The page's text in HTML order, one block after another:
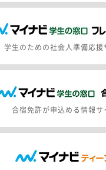
学生のための社会人準備応援
合宿免許が申込める情報サ